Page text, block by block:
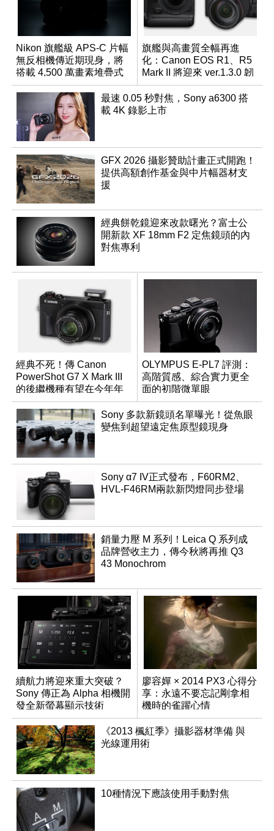
Nikon 旗艦級 APS-C 片幅
無反相機傳近期現身，將
搭載 4,500 萬畫素堆疊式
感光元件？
旗艦與高畫質全幅再進
化：Canon EOS R1、R5
Mark II 將迎來 ver.1.3.0 韌
體更新
最速 0.05 秒對焦，Sony a6300 搭
載 4K 錄影上市
GFX 2026 攝影贊助計畫正式開跑！
提供高額創作基金與中片幅器材支
援
經典餅乾鏡迎來改款曙光？富士公
開新款 XF 18mm F2 定焦鏡頭的內
對焦專利
經典不死！傳 Canon
PowerShot G7 X Mark III
的後繼機種有望在今年年
底前推出？
OLYMPUS E-PL7 評測：
高階質感、綜合實力更全
面的初階微單眼
Sony 多款新鏡頭名單曝光！從魚眼
變焦到超望遠定焦原型鏡現身
Sony α7 IV正式發布，F60RM2、
HVL-F46RM兩款新閃燈同步登場
銷量力壓 M 系列！Leica Q 系列成
品牌營收主力，傳今秋將再推 Q3
43 Monochrom
續航力將迎來重大突破？
Sony 傳正為 Alpha 相機開
發全新螢幕顯示技術
廖容嬋 × 2014 PX3 心得分
享：永遠不要忘記剛拿相
機時的雀躍心情
《2013 楓紅季》攝影器材準備 與
光線運用術
10種情況下應該使用手動對焦